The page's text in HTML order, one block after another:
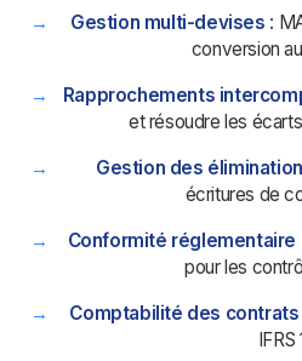
Gestion multi-devises :
conversion
Rapprochements
et résoudre les
Gestion des
écritures de
Conformité réglementaire
pour les
Comptabilité des
IFRS